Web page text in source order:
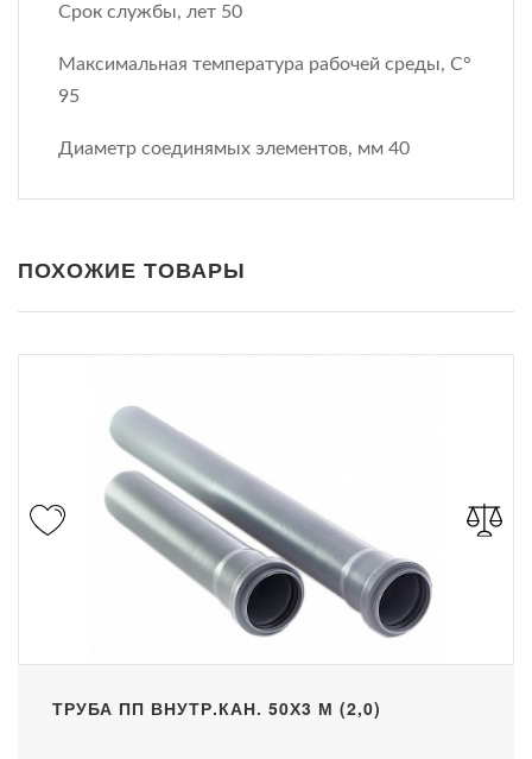
Срок службы, лет 50
Максимальная температура рабочей среды, С°
95
Диаметр соединямых элементов, мм 40
ПОХОЖИЕ ТОВАРЫ
ТРУБА ПП ВНУТР.КАН. 50Х3 М (2,0)